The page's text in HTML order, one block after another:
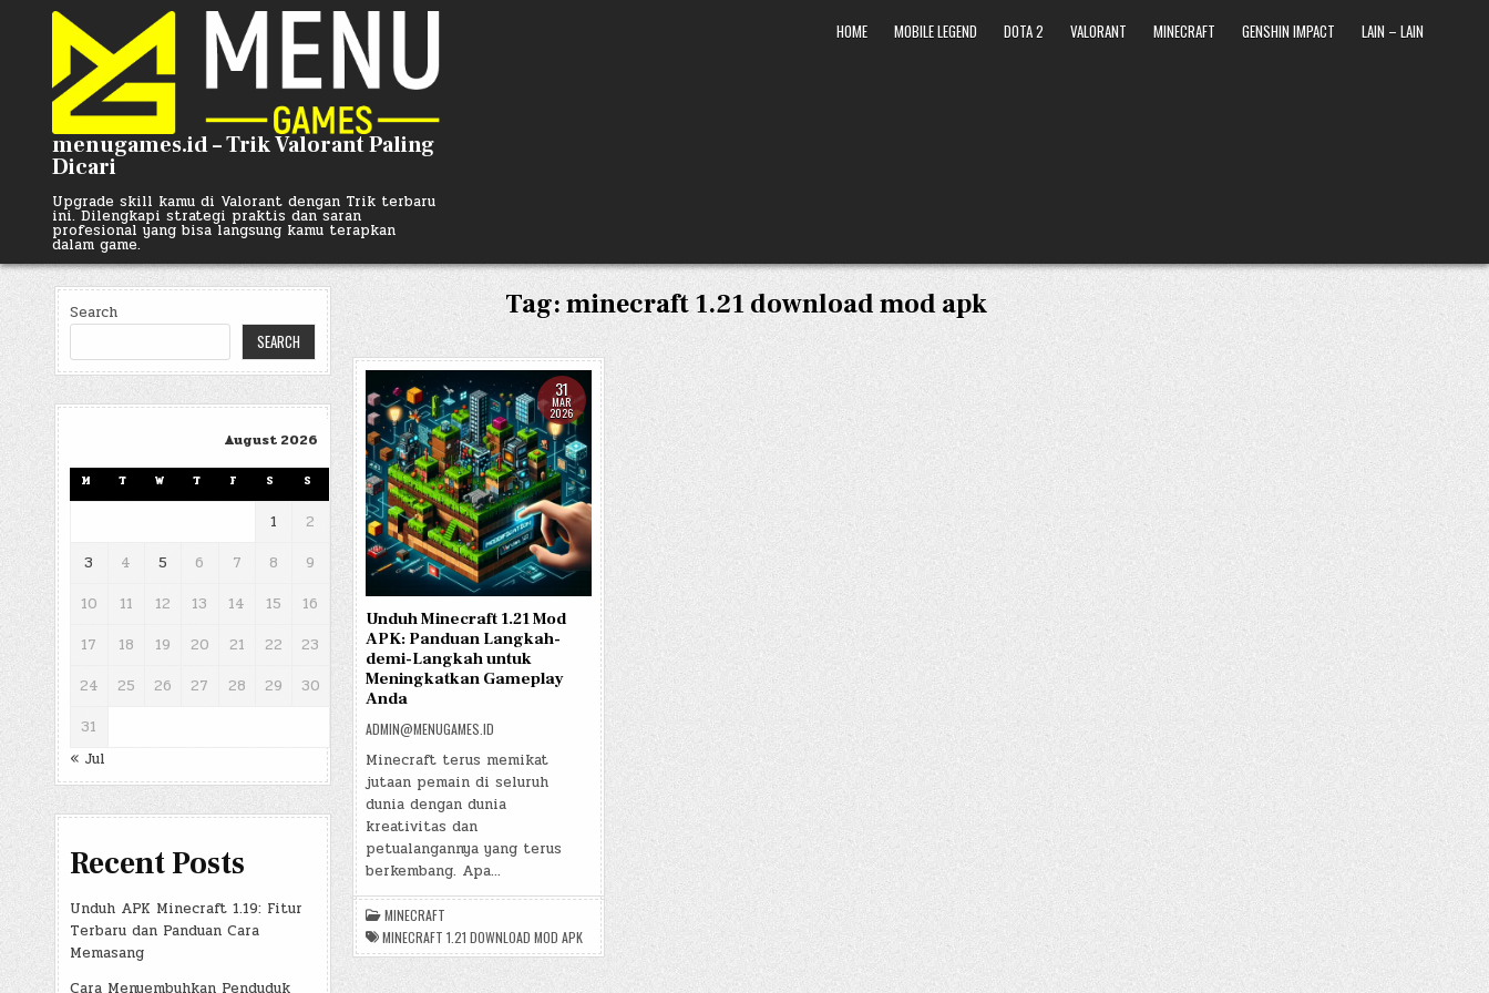
menugames.id – Trik Valorant Paling
Dicari
Upgrade skill kamu di Valorant dengan Trik terbaru
ini. Dilengkapi strategi praktis dan saran
profesional yang bisa langsung kamu terapkan
dalam game.
HOME MOBILE LEGEND DOTA 2 VALORANT MINECRAFT GENSHIN IMPACT LAIN – LAIN
Search
SEARCH
August 2026
M T W T F S S
1
2
3
4 5 6 7 8
9
10
11 12 13 14 15
16
17
18 19 20 21 22
23
24
25 26 27 28 29
30
31
« Jul
Recent Posts
Unduh APK Minecraft 1.19: Fitur
Terbaru dan Panduan Cara
Memasang
Cara Menyembuhkan Penduduk
Tag:minecraft 1.21 download mod apk
31
MAR
2026
Unduh Minecraft 1.21 Mod
APK: Panduan Langkah-
demi-Langkah untuk
Meningkatkan Gameplay
Anda
ADMIN@MENUGAMES.ID
Minecraft terus memikat
jutaan pemain di seluruh
dunia dengan dunia
kreativitas dan
petualangannya yang terus
berkembang. Apa…
MINECRAFT
MINECRAFT 1.21 DOWNLOAD MOD APK